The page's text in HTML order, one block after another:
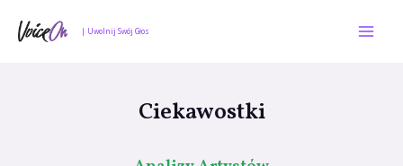
| Uwolnij Swój Głos
Ciekawostki